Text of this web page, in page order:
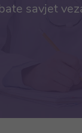
savjet